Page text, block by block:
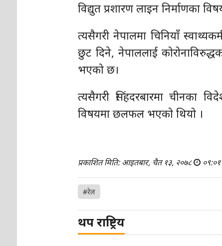
विद्युत प्रशारण लाइन निर्माणका
त्यसैगरी नेपालमा चिनियाँ
छुट दिने, नेपाललाई
भएको छ।
त्यसैगरी सिंहदरबारमा चीनका
विषयमा छलफल भएको थियो ।
प्रकाशित मिति: आइतबार, चैत १३, २०७८ ०९:०१
#रेल
थप राष्ट्रिय